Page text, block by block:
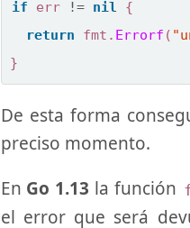
if err != nil
{
return
fmt . Errorf (
}
De esta forma
preciso momento.
En Go 1.13 la función
el error que será